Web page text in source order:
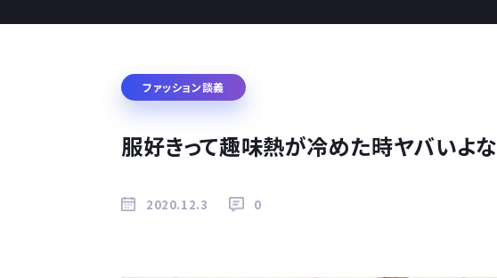
ファッション談義
服好きって趣味熱が冷めた時ヤバいよな
2020.12.3 0